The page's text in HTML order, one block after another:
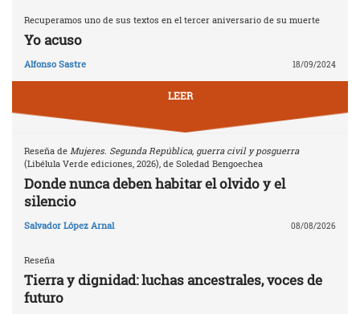
Recuperamos uno de sus textos en el tercer aniversario de su muerte
Yo acuso
Alfonso Sastre 18/09/2024
LEER
Reseña de Mujeres. Segunda República, guerra civil y posguerra
(Libélula Verde ediciones, 2026), de Soledad Bengoechea
Donde nunca deben habitar el olvido y el
silencio
Salvador López Arnal 08/08/2026
Reseña
Tierra y dignidad: luchas ancestrales, voces de
futuro